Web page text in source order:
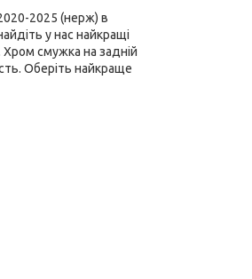
2025 (нерж) в
у нас найкращі
смужка на задній
Оберіть найкраще